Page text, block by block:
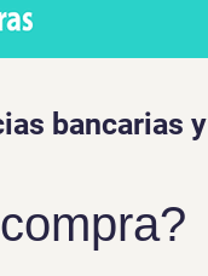
bancarias y